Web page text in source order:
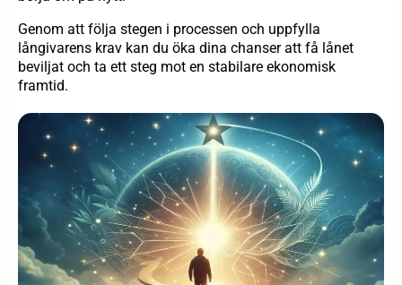
Genom att följa stegen i processen och uppfylla
långivarens krav kan du öka dina chanser att få lånet
beviljat och ta ett steg mot en stabilare ekonomisk
framtid.